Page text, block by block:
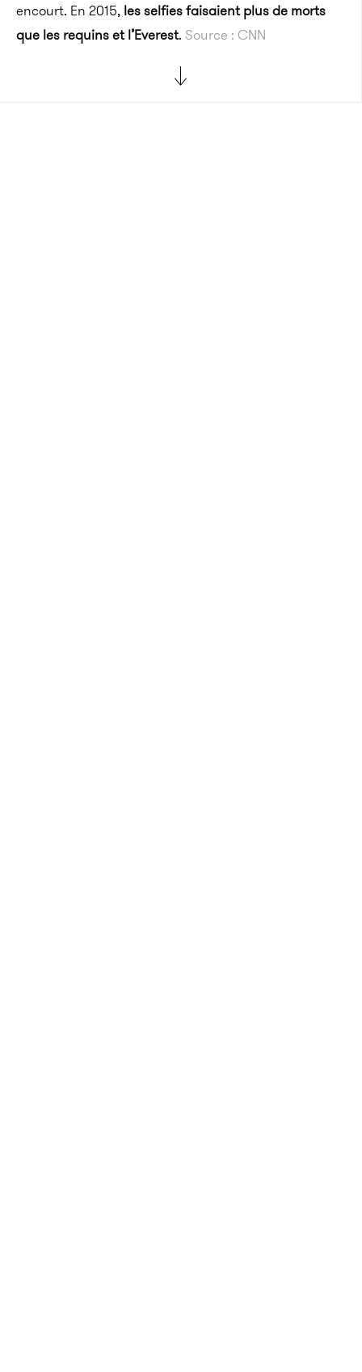
encourt. En 2015, les selfies faisaient plus de morts
que les requins et l’Everest. Source : CNN